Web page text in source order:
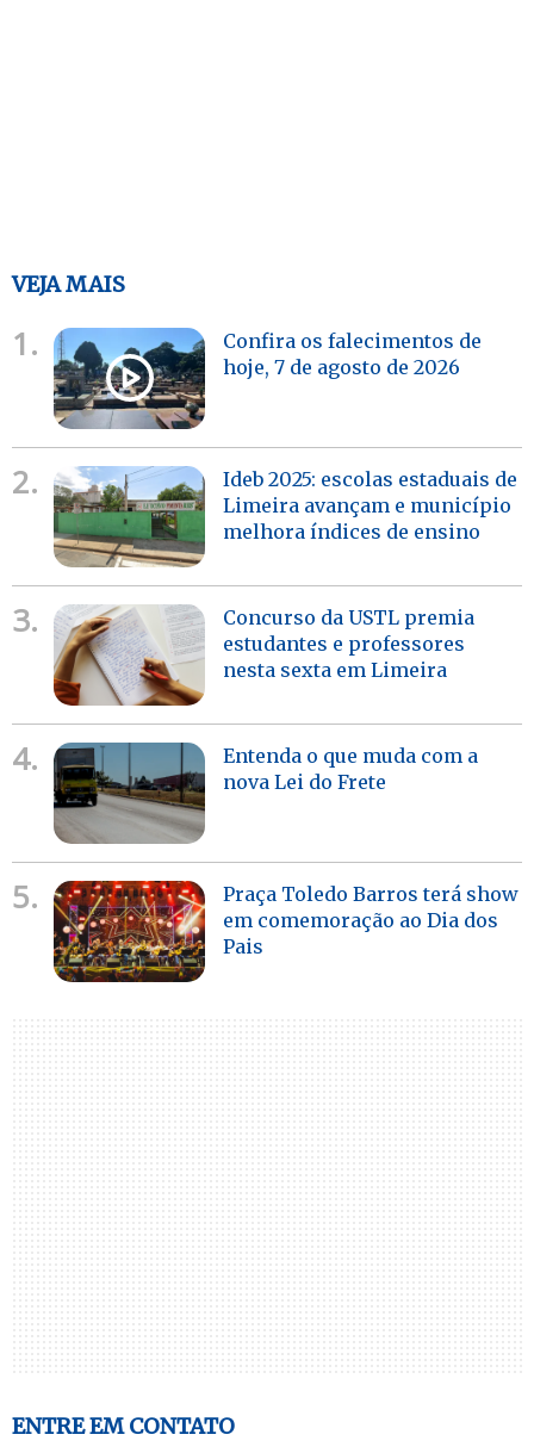
VEJA MAIS
1.
Confira os falecimentos de
hoje, 7 de agosto de 2026
2.
Ideb 2025: escolas estaduais de
Limeira avançam e município
melhora índices de ensino
3.
Concurso da USTL premia
estudantes e professores
nesta sexta em Limeira
4.
Entenda o que muda com a
nova Lei do Frete
5.
Praça Toledo Barros terá show
em comemoração ao Dia dos
Pais
ENTRE EM CONTATO